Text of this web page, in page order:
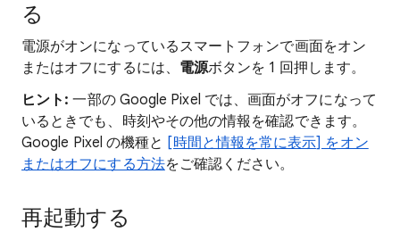
る
電源がオンになっているスマートフォンで画面をオン
またはオフにするには、 電源ボタンを 1 回押します。
ヒント : 一部の Google Pixel では、画面がオフになって
いるときでも、時刻やその他の情報を確認できます。
Google Pixel の機種と [時間と情報を常に表示] をオン
またはオフにする方法をご確認ください。
再起動する